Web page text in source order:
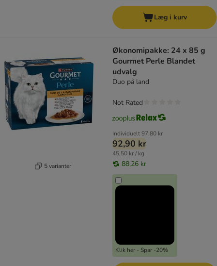
Læg i kurv
5 varianter
Økonomipakke: 24 x 85 g
Gourmet Perle Blandet
udvalg
Duo på land
Individuelt97,80 kr
92,90 kr
45,50 kr / kg
88,26 kr
Klik her - Spar -20%
Not Rated